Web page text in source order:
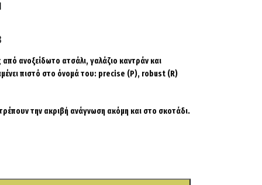
ανοξείδωτο ατσάλι, γαλάζιο καντράν και
πιστό στο όνομά του: precise (P), robust (R)
την ακριβή ανάγνωση ακόμη και στο σκοτάδι.